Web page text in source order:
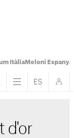
ItàliaMeloni Espanya
d'or